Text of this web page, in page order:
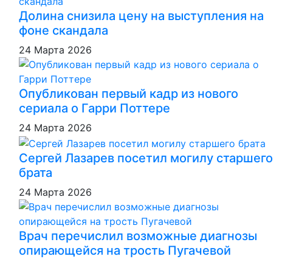
Долина снизила цену на выступления на
фоне скандала
24 Марта 2026
Опубликован первый кадр из нового
сериала о Гарри Поттере
24 Марта 2026
Сергей Лазарев посетил могилу старшего
брата
24 Марта 2026
Врач перечислил возможные диагнозы
опирающейся на трость Пугачевой